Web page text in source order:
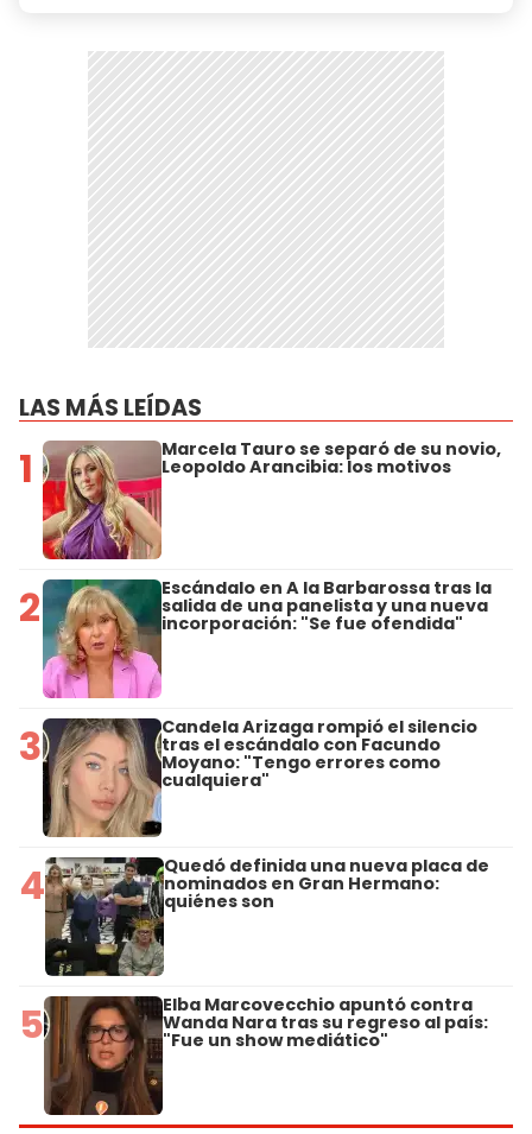
LAS MÁS LEÍDAS
1 Marcela Tauro se separó de su novio,
Leopoldo Arancibia: los motivos
2 Escándalo en A la Barbarossa tras la
salida de una panelista y una nueva
incorporación: "Se fue ofendida"
3 Candela Arizaga rompió el silencio
tras el escándalo con Facundo
Moyano: "Tengo errores como
cualquiera"
4 Quedó definida una nueva placa de
nominados en Gran Hermano:
quiénes son
5 Elba Marcovecchio apuntó contra
Wanda Nara tras su regreso al país:
"Fue un show mediático"